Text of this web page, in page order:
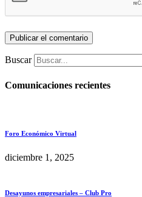
Buscar
Comunicaciones recientes
Foro Económico Virtual
diciembre 1, 2025
Desayunos empresariales – Club Pro